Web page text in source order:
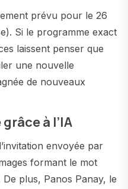
prévu pour le 26
Si le programme exact
laissent penser que
une nouvelle
de nouveaux
à l’IA
envoyée par
formant le mot
De plus, Panos Panay, le